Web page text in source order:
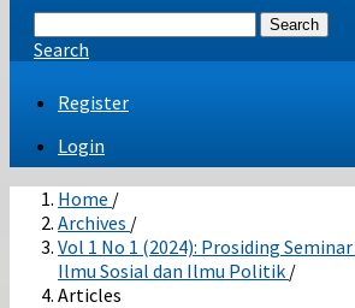
Search
Search
Register
Login
Home /
Archives /
Vol 1 No 1 (2024): Prosiding
Ilmu Sosial dan Ilmu Politik /
Articles